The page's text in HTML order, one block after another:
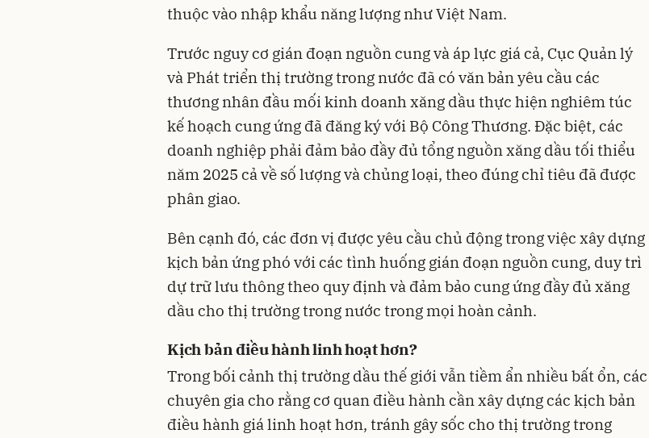
thuộc vào nhập khẩu năng lượng như Việt Nam.
Trước nguy cơ gián đoạn nguồn cung và áp lực giá cả, Cục Quản lý
và Phát triển thị trường trong nước đã có văn bản yêu cầu các
thương nhân đầu mối kinh doanh xăng dầu thực hiện nghiêm túc
kế hoạch cung ứng đã đăng ký với Bộ Công Thương. Đặc biệt, các
doanh nghiệp phải đảm bảo đầy đủ tổng nguồn xăng dầu tối thiểu
năm 2025 cả về số lượng và chủng loại, theo đúng chỉ tiêu đã được
phân giao.
Bên cạnh đó, các đơn vị được yêu cầu chủ động trong việc xây dựng
kịch bản ứng phó với các tình huống gián đoạn nguồn cung, duy trì
dự trữ lưu thông theo quy định và đảm bảo cung ứng đầy đủ xăng
dầu cho thị trường trong nước trong mọi hoàn cảnh.
Kịch bản điều hành linh hoạt hơn?
Trong bối cảnh thị trường dầu thế giới vẫn tiềm ẩn nhiều bất ổn, các
chuyên gia cho rằng cơ quan điều hành cần xây dựng các kịch bản
điều hành giá linh hoạt hơn, tránh gây sốc cho thị trường trong